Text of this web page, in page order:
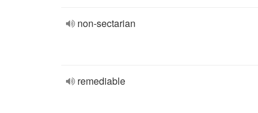
non-sectarian
remediable